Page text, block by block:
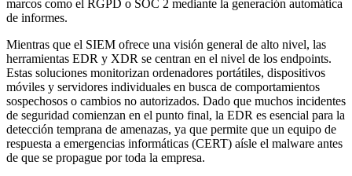
marcos como el RGPD o SOC 2 mediante la generación automática
de informes.
Mientras que el SIEM ofrece una visión general de alto nivel, las
herramientas EDR y XDR se centran en el nivel de los endpoints.
Estas soluciones monitorizan ordenadores portátiles, dispositivos
móviles y servidores individuales en busca de comportamientos
sospechosos o cambios no autorizados. Dado que muchos incidentes
de seguridad comienzan en el punto final, la EDR es esencial para la
detección temprana de amenazas, ya que permite que un equipo de
respuesta a emergencias informáticas (CERT) aísle el malware antes
de que se propague por toda la empresa.